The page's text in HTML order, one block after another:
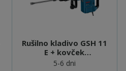
Rušilno kladivo GSH 11
E + kovček
(0611316708)
5-6 dni